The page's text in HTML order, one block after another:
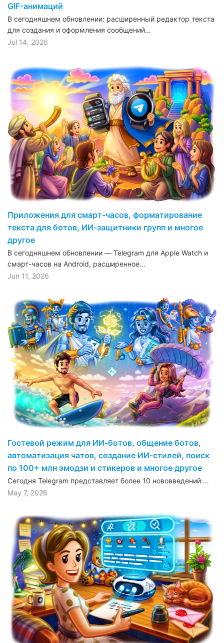
GIF-анимаций
В сегодняшнем обновлении: расширенный редактор текста
для создания и оформления сообщений…
Jul 14, 2026
Приложения для смарт-часов, форматирование
текста для ботов, ИИ-защитники групп и многое
другое
В сегодняшнем обновлении — Telegram для Apple Watch и
смарт-часов на Android, расширенное…
Jun 11, 2026
Гостевой режим для ИИ-ботов, общение ботов,
автоматизация чатов, создание ИИ-стилей, поиск
по 100+ млн эмодзи и стикеров и многое другое
Сегодня Telegram представляет более 10 нововведений:…
May 7, 2026